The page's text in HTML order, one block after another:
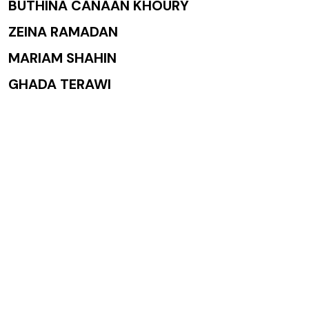
BUTHINA CANAAN KHOURY
ZEINA RAMADAN
MARIAM SHAHIN
GHADA TERAWI